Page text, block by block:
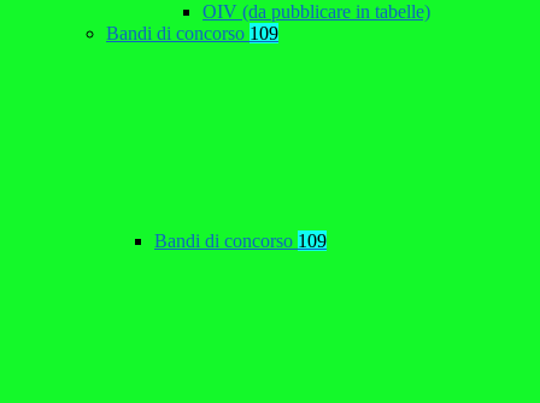
OIV (da pubblicare in tabelle)
Bandi di concorso 109
Bandi di concorso 109